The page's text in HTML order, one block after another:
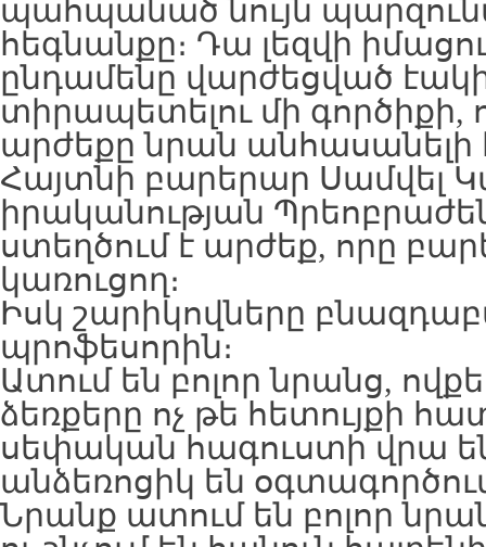
պահպանած նույն
հեգնանքը։ Դա լեզվի
ընդամենը վարժեցված էակի
տիրապետելու մի գործիքի,
արժեքը նրան անհասանելի
Հայտնի բարերար Սամվել
իրականության
ստեղծում է արժեք, որը
կառուցող։
Իսկ շարիկովները
պրոֆեսորին։
Ատում են բոլոր նրանց,
ձեռքերը ոչ թե հետույքի
սեփական հագուստի վրա են
անձեռոցիկ են
Նրանք ատում են բոլոր